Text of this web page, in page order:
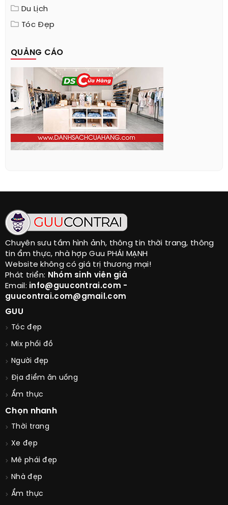
Du Lịch
Tóc Đẹp
QUẢNG CÁO
Chuyên sưu tầm hình ảnh, thông tin thời trang, thông
tin ẩm thực, nhà hợp Guu PHÁI MẠNH
Website không có giá trị thương mại!
Phát triển: Nhóm sinh viên già
Email: info@guucontrai.com -
guucontrai.com@gmail.com
GUU
Tóc đẹp
Mix phối đồ
Người đẹp
Địa điểm ăn uống
Ẩm thực
Chọn nhanh
Thời trang
Xe đẹp
Mê phái đẹp
Nhà đẹp
Ẩm thực